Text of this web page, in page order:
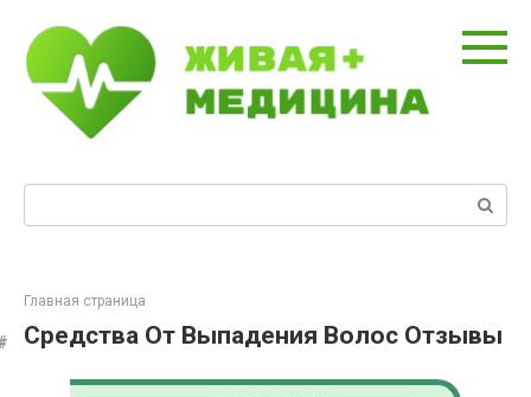
контенту
Главная страница
Средства От Выпадения Волос Отзывы